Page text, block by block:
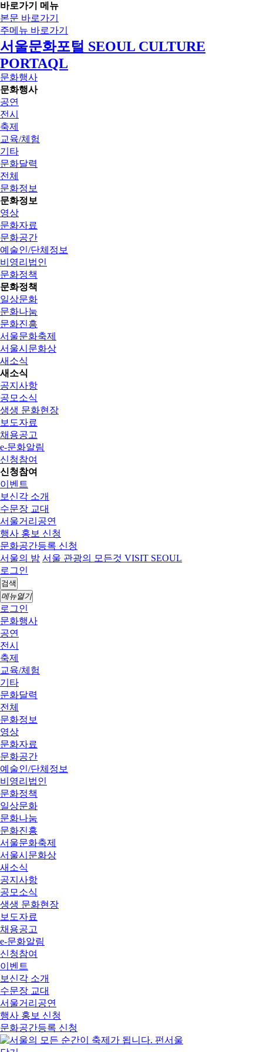
바로가기 메뉴
본문 바로가기
주메뉴 바로가기
서울문화포털 SEOUL CULTURE
PORTAQL
문화행사
문화행사
공연
전시
축제
교육/체험
기타
문화달력
전체
문화정보
문화정보
영상
문화자료
문화공간
예술인/단체정보
비영리법인
문화정책
문화정책
일상문화
문화나눔
문화진흥
서울문화축제
서울시문화상
새소식
새소식
공지사항
공모소식
생생 문화현장
보도자료
채용공고
e-문화알림
신청참여
신청참여
이벤트
보신각 소개
수문장 교대
서울거리공연
행사 홍보 신청
문화공간등록 신청
서울의 밤 서울 관광의 모든것 VISIT SEOUL
로그인
검색
메뉴열기
로그인
문화행사
공연
전시
축제
교육/체험
기타
문화달력
전체
문화정보
영상
문화자료
문화공간
예술인/단체정보
비영리법인
문화정책
일상문화
문화나눔
문화진흥
서울문화축제
서울시문화상
새소식
공지사항
공모소식
생생 문화현장
보도자료
채용공고
e-문화알림
신청참여
이벤트
보신각 소개
수문장 교대
서울거리공연
행사 홍보 신청
문화공간등록 신청